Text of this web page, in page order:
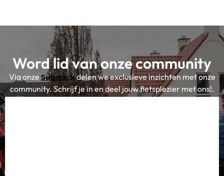
Word lid van onze community
Via onze Substackdelen we exclusieve inzichten met onze
community. Schrijf je in en deel jouw fietsplezier met ons!.